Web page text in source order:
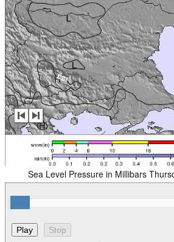
Sea Level Pressure in Millibars